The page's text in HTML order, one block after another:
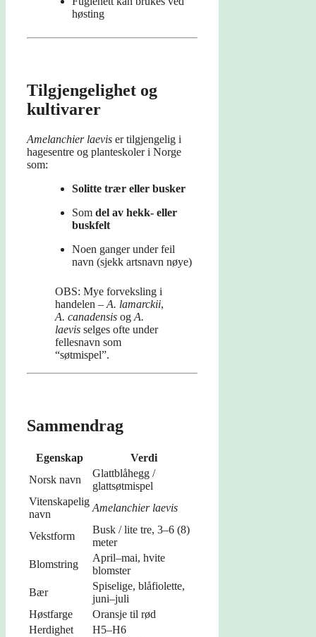
høsting
Tilgjengelighet og
kultivarer
Amelanchier laevis er tilgjengelig i
hagesentre og planteskoler i Norge
som:
Solitte trær eller busker
Som del av hekk- eller
buskfelt
Noen ganger under feil
navn (sjekk artsnavn nøye)
OBS: Mye forveksling i
handelen – A. lamarckii,
A. canadensis og A.
laevis selges ofte under
fellesnavn som
“søtmispel”.
Sammendrag
Egenskap
Verdi
Norsk navn
Glattblåhegg /
glattsøtmispel
Vitenskapelig
navn
Amelanchier laevis
Vekstform
Busk / lite tre, 3–6 (8)
meter
Blomstring
April–mai, hvite
blomster
Bær
Spiselige, blåfiolette,
juni–juli
Høstfarge
Oransje til rød
Herdighet
H5–H6